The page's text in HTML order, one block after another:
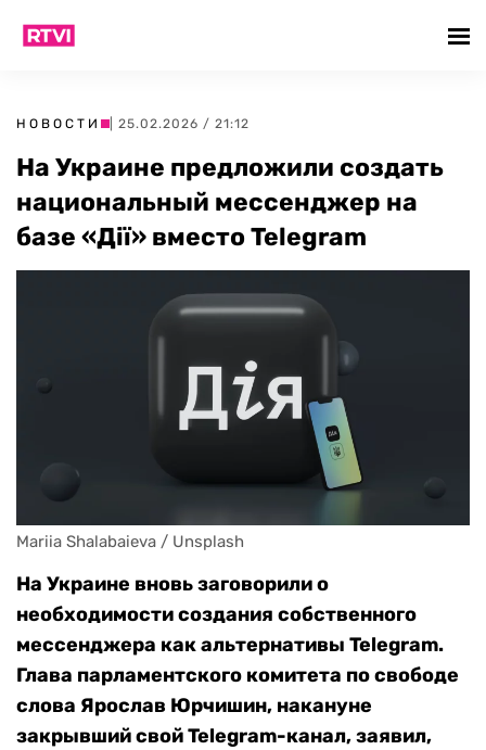
НОВОСТИ | 25.02.2026 / 21:12
На Украине предложили создать
национальный мессенджер на
базе «Дії» вместо Telegram
Mariia Shalabaieva / Unsplash
На Украине вновь заговорили о
необходимости создания собственного
мессенджера как альтернативы Telegram.
Глава парламентского комитета по свободе
слова Ярослав Юрчишин, накануне
закрывший свой Telegram-канал, заявил,